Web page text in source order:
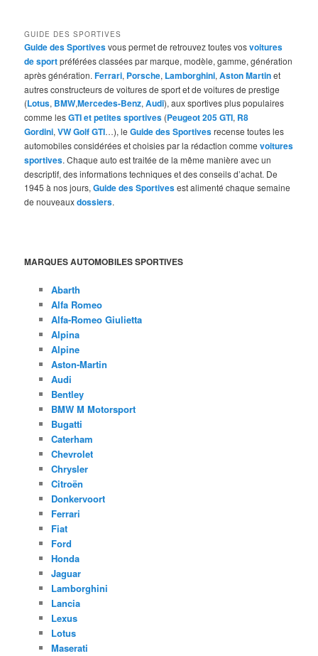
GUIDE DES SPORTIVES
Guide des Sportivesvous permet de retrouvez toutes vosvoitures
de sportpréférées classées par marque, modèle, gamme, génération
après génération.Ferrari, Porsche, Lamborghini,Aston Martinet
autres constructeurs de voitures de sport et de voitures de prestige
(Lotus, BMW,Mercedes-Benz,Audi), aux sportives plus populaires
comme lesGTI et petites sportives (Peugeot 205 GTI, R8
Gordini,VW Golf GTI…), leGuide des Sportivesrecense toutes les
automobiles considérées et choisies par la rédaction commevoitures
sportives. Chaque auto est traitée de la même manière avec un
descriptif, des informations techniques et des conseils d’achat. De
1945 à nos jours,Guide des Sportivesest alimenté chaque semaine
de nouveauxdossiers.
MARQUES AUTOMOBILES SPORTIVES
Abarth
Alfa Romeo
Alfa-Romeo Giulietta
Alpina
Alpine
Aston-Martin
Audi
Bentley
BMW M Motorsport
Bugatti
Caterham
Chevrolet
Chrysler
Citroën
Donkervoort
Ferrari
Fiat
Ford
Honda
Jaguar
Lamborghini
Lancia
Lexus
Lotus
Maserati